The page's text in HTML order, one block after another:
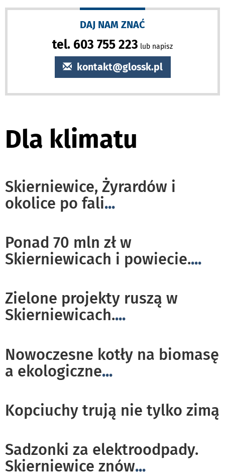
DAJ NAM ZNAĆ
tel. 603 755 223 lub napisz
kontakt@glossk.pl
Dla klimatu
Skierniewice, Żyrardów i
okolice po fali...
Ponad 70 mln zł w
Skierniewicach i powiecie....
Zielone projekty ruszą w
Skierniewicach....
Nowoczesne kotły na biomasę
a ekologiczne...
Kopciuchy trują nie tylko zimą
Sadzonki za elektroodpady.
Skierniewice znów...